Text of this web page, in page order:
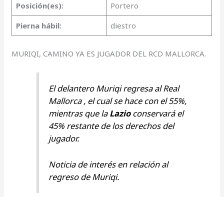
Posición(es):
Portero
Pierna hábil:
diestro
MURIQI, CAMINO YA ES JUGADOR DEL RCD MALLORCA.
El delantero Muriqi regresa al Real
Mallorca , el cual se hace con el 55%,
mientras que laLazioconservará el
45% restante de los derechos del
jugador.
Noticia de interés en relación al
regreso de Muriqi.